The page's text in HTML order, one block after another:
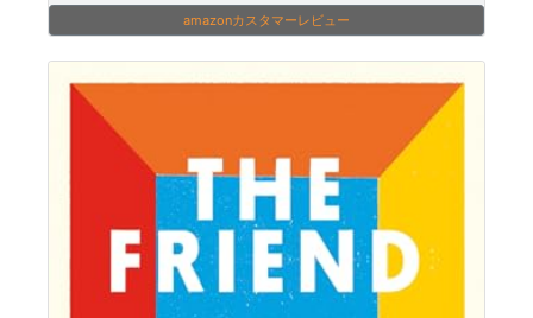
amazonカスタマーレビュー